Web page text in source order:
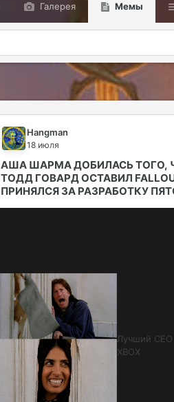
Галерея Мемы
Hangman
18 июля
АША ШАРМА ДОБИЛАСЬ ТОГО,
ТОДД ГОВАРД ОСТАВИЛ
ПРИНЯЛСЯ ЗА РАЗРАБОТКУ
Лучший
XBOX